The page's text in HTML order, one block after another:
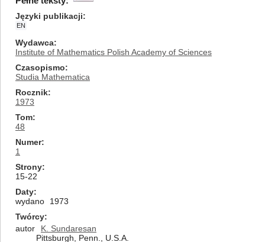
Języki publikacji
EN
Wydawca
Institute of Mathematics Polish Academy of Sciences
Czasopismo
Studia Mathematica
Rocznik
1973
Tom
48
Numer
1
Strony
15-22
Daty
wydano
1973
Twórcy
autor
K. Sundaresan
Pittsburgh, Penn., U.S.A.